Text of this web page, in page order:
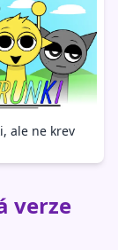
ale ne krev
verze